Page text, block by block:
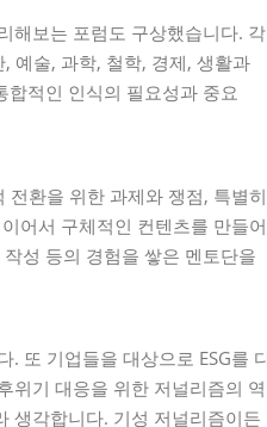
해보는 포럼도 구상했습니다. 각
예술, 과학, 철학, 경제, 생활과
합적인 인식의 필요성과 중요
환을 위한 과제와 쟁점, 특별히
어서 구체적인 컨텐츠를 만들어
성 등의 경험을 쌓은 멘토단을
. 또 기업들을 대상으로 ESG를
위기 대응을 위한 저널리즘의 역
생각합니다. 기성 저널리즘이든